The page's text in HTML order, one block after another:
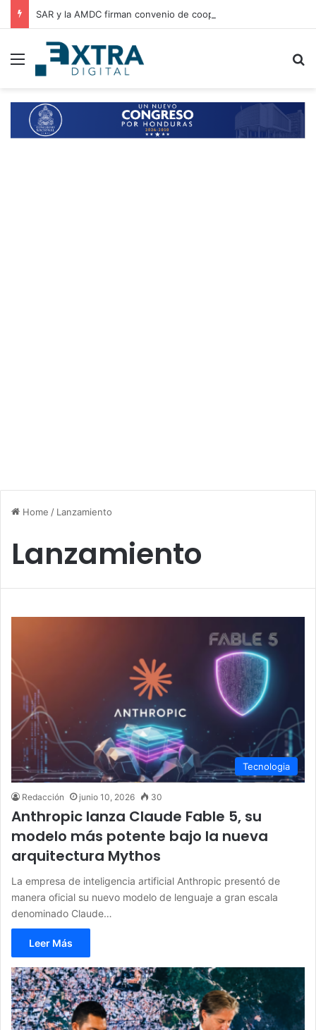
Menu
Home / Lanzamiento
Lanzamiento
Tecnologia
Redacción junio 10, 2026 30
Anthropic lanza Claude Fable 5, su
modelo más potente bajo la nueva
arquitectura Mythos
La empresa de inteligencia artificial Anthropic presentó de
manera oficial su nuevo modelo de lenguaje a gran escala
denominado Claude…
Leer Más